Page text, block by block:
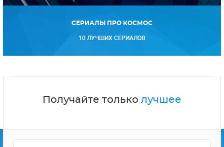
СЕРИАЛЫ ПРО КОСМОС
10 ЛУЧШИХ СЕРИАЛОВ
Получайте только лучшее